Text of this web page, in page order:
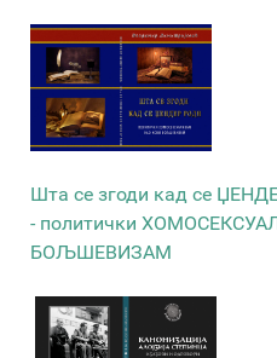
Шта се згоди кад се
- политички
БОЉШЕВИЗАМ